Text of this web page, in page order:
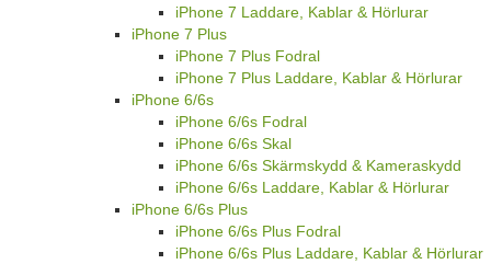
iPhone 7 Laddare, Kablar & Hörlurar
iPhone 7 Plus
iPhone 7 Plus Fodral
iPhone 7 Plus Laddare, Kablar & Hörlurar
iPhone 6/6s
iPhone 6/6s Fodral
iPhone 6/6s Skal
iPhone 6/6s Skärmskydd & Kameraskydd
iPhone 6/6s Laddare, Kablar & Hörlurar
iPhone 6/6s Plus
iPhone 6/6s Plus Fodral
iPhone 6/6s Plus Laddare, Kablar & Hörlurar